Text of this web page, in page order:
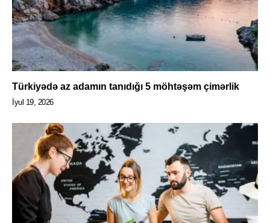
Türkiyədə az adamın tanıdığı 5 möhtəşəm çimərlik
İyul 19, 2026